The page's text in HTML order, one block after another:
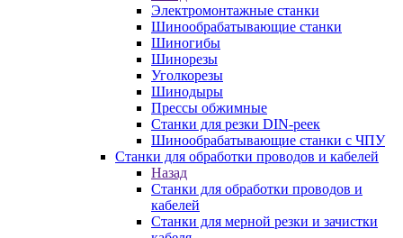
Электромонтажные станки
Шинообрабатывающие станки
Шиногибы
Шинорезы
Уголкорезы
Шинодыры
Прессы обжимные
Станки для резки DIN-реек
Шинообрабатывающие станки с ЧПУ
Станки для обработки проводов и кабелей
Назад
Станки для обработки проводов и
кабелей
Станки для мерной резки и зачистки